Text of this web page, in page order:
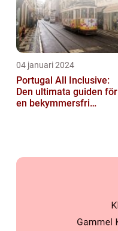
04 januari 2024
Portugal All Inclusive:
Den ultimata guiden för
en bekymmersfri